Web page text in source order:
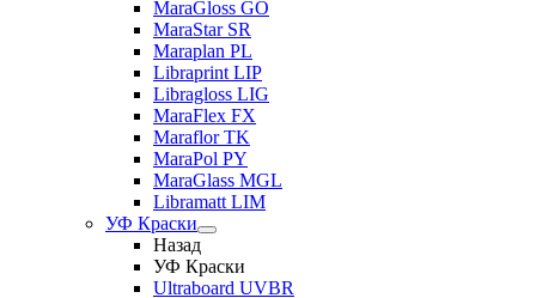
MaraGloss GO
MaraStar SR
Maraplan PL
Libraprint LIP
Libragloss LIG
MaraFlex FX
Maraflor TK
MaraPol PY
MaraGlass MGL
Libramatt LIM
УФ Краски
Назад
УФ Краски
Ultraboard UVBR